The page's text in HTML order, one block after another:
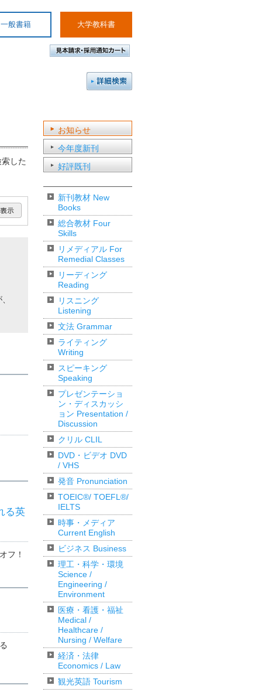
一般書籍 大学教科書
した
る英
フ！
お知らせ
今年度新刊
好評既刊
新刊教材 New
Books
総合教材 Four
Skills
リメディアル For
Remedial Classes
リーディング
Reading
リスニング
Listening
文法 Grammar
ライティング
Writing
スピーキング
Speaking
プレゼンテーショ
ン・ディスカッシ
ョン Presentation /
Discussion
クリル CLIL
DVD・ビデオ DVD
/ VHS
発音 Pronunciation
TOEIC®/ TOEFL®/
IELTS
時事・メディア
Current English
ビジネス Business
理工・科学・環境
Science /
Engineering /
Environment
医療・看護・福祉
Medical /
Healthcare /
Nursing / Welfare
経済・法律
Economics / Law
観光英語 Tourism